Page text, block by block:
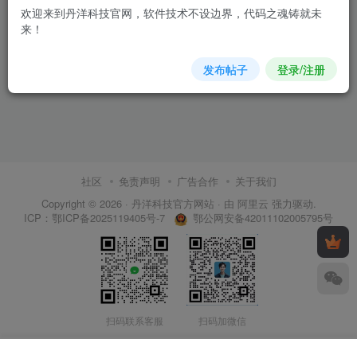
社区 免责声明 广告合作
关于我们
Copyright © 2026 · 丹洋科技官方网站 · 由 阿里云 强力驱动.
ICP： 鄂ICP备2025119405号-7 鄂公网安备42011102005795号
扫码联系客服 扫码加微信
欢迎来到丹洋科技官网，软件技术不设边界，代码之魂铸就未
来！
发布帖子 登录/注册